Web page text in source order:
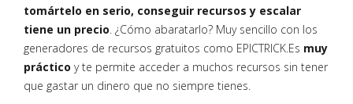
tomártelo en serio, conseguir recursos y escalar
tiene un precio. ¿Cómo abaratarlo? Muy sencillo con los
generadores de recursos gratuitos como EPICTRICK.Es muy
práctico y te permite acceder a muchos recursos sin tener
que gastar un dinero que no siempre tienes.